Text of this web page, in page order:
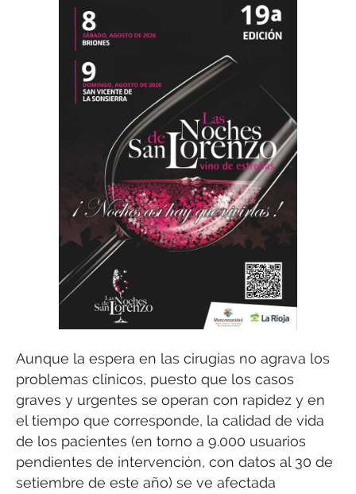
Aunque la espera en las cirugías no agrava los
problemas clínicos, puesto que los casos
graves y urgentes se operan con rapidez y en
el tiempo que corresponde, la calidad de vida
de los pacientes (en torno a 9.000 usuarios
pendientes de intervención, con datos al 30 de
setiembre de este año) se ve afectada